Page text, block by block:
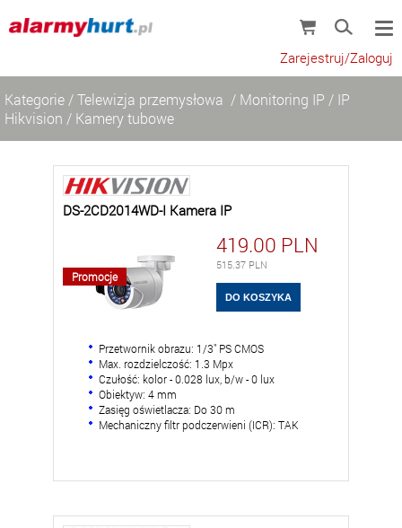
Zarejestruj/Zaloguj
Kategorie /Telewizja przemysłowa / Monitoring IP / IP
Hikvision / Kamery tubowe
DS-2CD2014WD-I Kamera IP
Promocje
419.00 PLN
515.37 PLN
Przetwornik obrazu: 1/3" PS CMOS
Max. rozdzielczość: 1.3 Mpx
Czułość: kolor - 0.028 lux, b/w - 0 lux
Obiektyw: 4 mm
Zasięg oświetlacza: Do 30 m
Mechaniczny filtr podczerwieni (ICR): TAK